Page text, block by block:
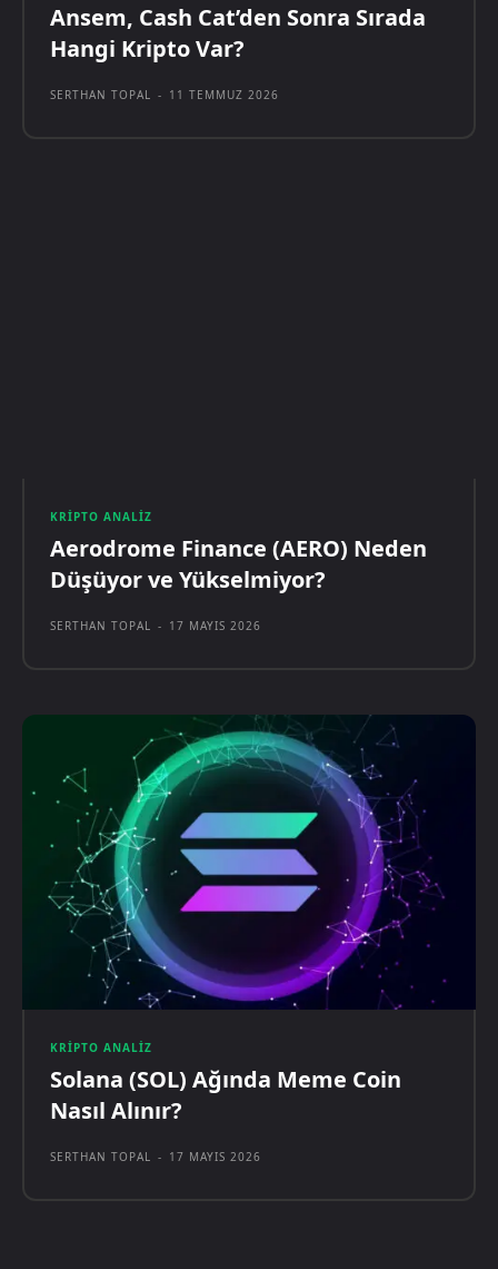
Ansem, Cash Cat’den Sonra Sırada
Hangi Kripto Var?
SERTHAN TOPAL - 11 TEMMUZ 2026
KRIPTO ANALIZ
Aerodrome Finance (AERO) Neden
Düşüyor ve Yükselmiyor?
SERTHAN TOPAL - 17 MAYIS 2026
KRIPTO ANALIZ
Solana (SOL) Ağında Meme Coin
Nasıl Alınır?
SERTHAN TOPAL - 17 MAYIS 2026